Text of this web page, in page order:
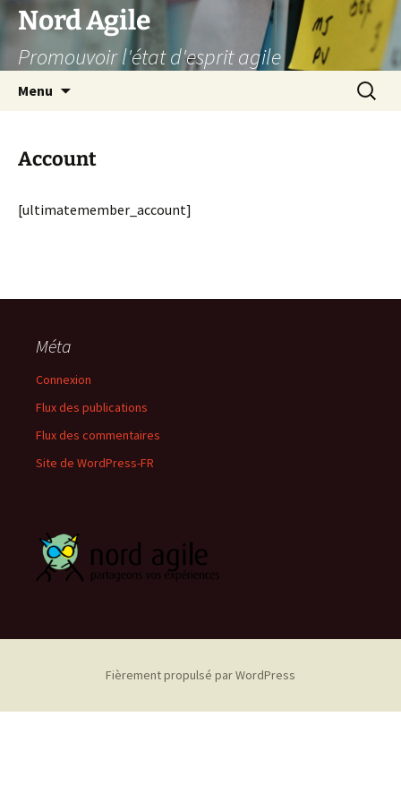
Aller
contenu
Nord Agile
Promouvoir l'état d'esprit agile
Menu
Account
[ultimatemember_account]
Méta
Connexion
Flux des publications
Flux des commentaires
Site de WordPress-FR
Fièrement propulsé par WordPress